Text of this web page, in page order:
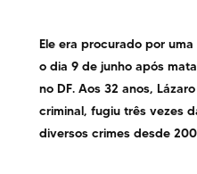
Ele era procurado por
o dia 9 de junho após
no DF. Aos 32 anos,
criminal, fugiu três vezes
diversos crimes desde